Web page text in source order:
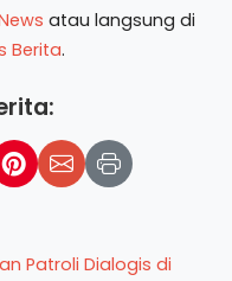
atau langsung di
Berita.
Patroli Dialogis di